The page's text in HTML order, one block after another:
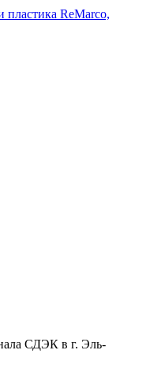
СДЭК в г. Эль-